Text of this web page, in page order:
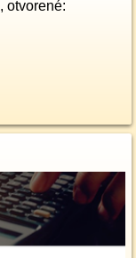
, otvorené: